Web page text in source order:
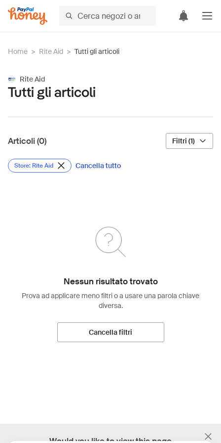
Home > Rite Aid > Tutti gli articoli
Rite Aid
Tutti gli articoli
Articoli (0) Filtri (1)
Store: Rite Aid Cancella tutto
Nessun risultato trovato
Prova ad applicare meno filtri o a usare una parola chiave
diversa.
Cancella filtri